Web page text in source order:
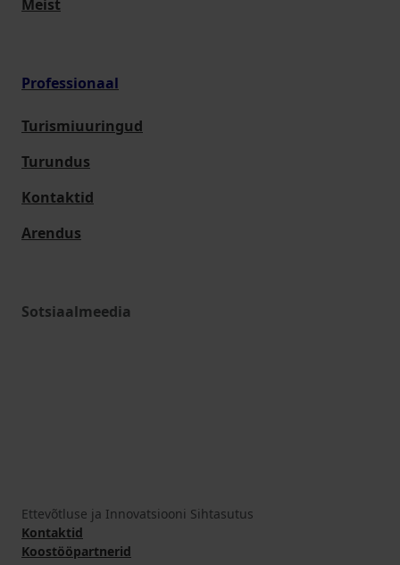
Meist
Professionaal
Turismiuuringud
Turundus
Kontaktid
Arendus
Sotsiaalmeedia
Ettevõtluse ja Innovatsiooni Sihtasutus
Kontaktid
Koostööpartnerid